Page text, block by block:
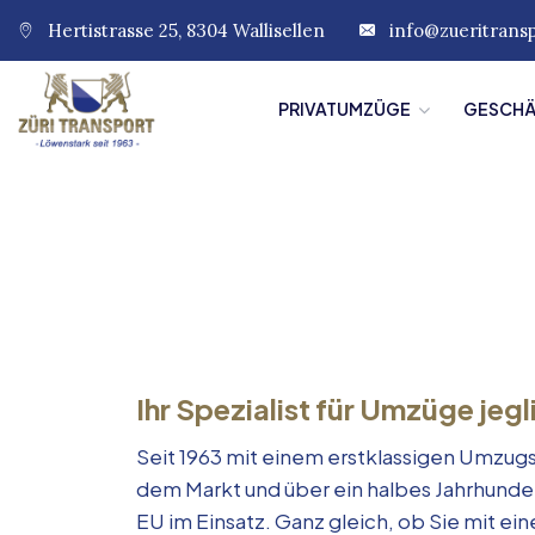
Hertistrasse 25, 8304 Wallisellen
PRIVATUMZÜGE
Ihr Spezialist für Umzüge
Seit 1963 mit einem erstklassigen
dem Markt und über ein halbes
EU im Einsatz. Ganz gleich, ob Sie mit